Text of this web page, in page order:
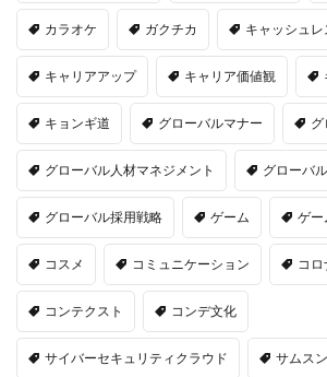
カラオケ ガクチカ キャッシュレ
キャリアアップ キャリア価値観
キョンギ道 グローバルマナー
グローバル人材マネジメント グローバ
グローバル採用戦略 ゲーム ゲー
コスメ コミュニケーション コロ
コンテクスト コンデ文化
サイバーセキュリティクラウド サムスン